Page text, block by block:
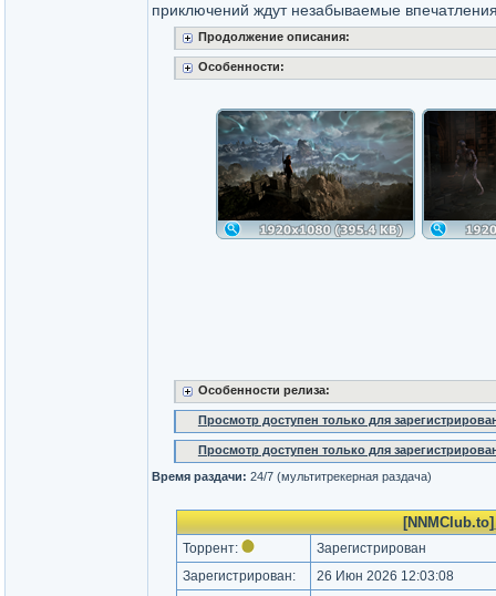
приключений ждут незабываемые
Продолжение описания:
Особенности:
Особенности релиза:
Просмотр доступен только для
Просмотр доступен только для
Время раздачи: 24/7 (мультитрекерная раздача)
Торрент:
Зарегистрирован
Зарегистрирован:
26 Июн 2026 12:03:08